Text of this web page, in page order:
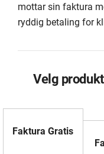
mottar sin faktura
ryddig betaling for
Velg
Faktura Gratis